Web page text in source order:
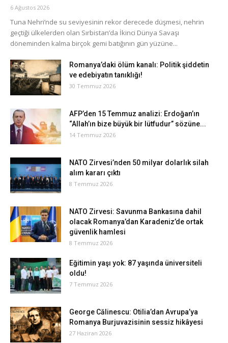
6 Ağustos 2026
Tuna Nehri’nde su seviyesinin rekor derecede düşmesi, nehrin
geçtiği ülkelerden olan Sırbistan’da İkinci Dünya Savaşı
döneminden kalma birçok gemi batığının gün yüzüne...
Romanya’daki ölüm kanalı: Politik şiddetin
ve edebiyatın tanıklığı!
30 Temmuz 2026
AFP’den 15 Temmuz analizi: Erdoğan’ın
“Allah’ın bize büyük bir lütfudur” sözüne...
14 Temmuz 2026
NATO Zirvesi’nden 50 milyar dolarlık silah
alım kararı çıktı
8 Temmuz 2026
NATO Zirvesi: Savunma Bankasına dahil
olacak Romanya’dan Karadeniz’de ortak
güvenlik hamlesi
8 Temmuz 2026
Eğitimin yaşı yok: 87 yaşında üniversiteli
oldu!
7 Temmuz 2026
George Călinescu: Otilia’dan Avrupa’ya
Romanya Burjuvazisinin sessiz hikâyesi
27 Haziran 2026